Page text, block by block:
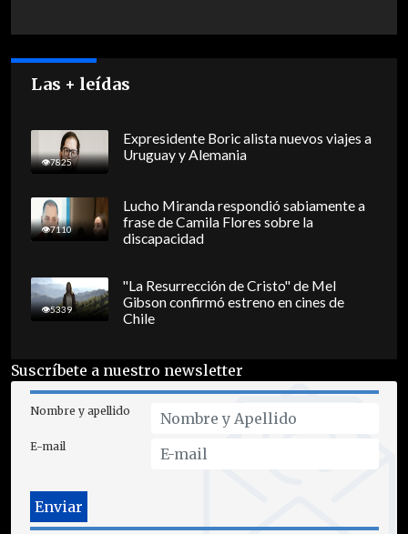
Las + leídas
7825
Expresidente Boric alista nuevos viajes a
Uruguay y Alemania
7110
Lucho Miranda respondió sabiamente a
frase de Camila Flores sobre la
discapacidad
5339
"La Resurrección de Cristo" de Mel
Gibson confirmó estreno en cines de
Chile
Suscríbete a nuestro newsletter
Nombre y apellido
E-mail